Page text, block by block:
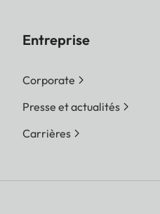
Entreprise
Corporate
Presse et actualités
Carrières